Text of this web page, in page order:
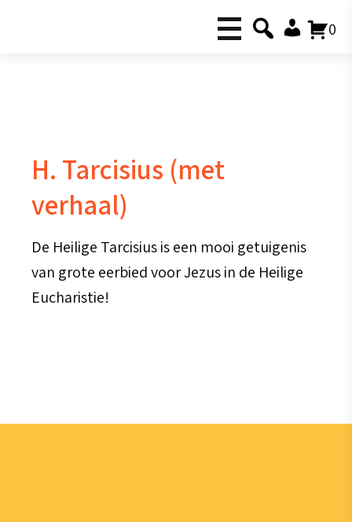
0
H. Tarcisius (met
verhaal)
De Heilige Tarcisius is een mooi getuigenis
van grote eerbied voor Jezus in de Heilige
Eucharistie!